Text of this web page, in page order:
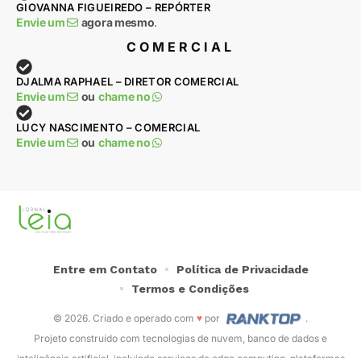
GIOVANNA FIGUEIREDO – REPÓRTER
Envie um agora mesmo.
COMERCIAL
DJALMA RAPHAEL – DIRETOR COMERCIAL
Envie um ou chame no
LUCY NASCIMENTO – COMERCIAL
Envie um ou chame no
© 2026. Criado e operado com ♥ por
.
Projeto construído com tecnologias de nuvem, banco de dados e
Entre em Contato
Política de Privacidade
Termos e Condições